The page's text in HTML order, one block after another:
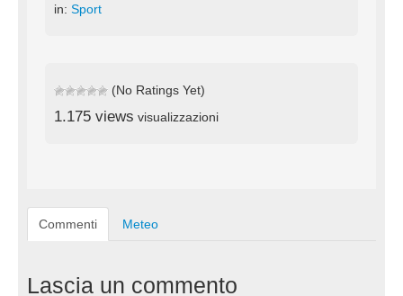
in: Sport
(No Ratings Yet)
1.175 views visualizzazioni
Commenti Meteo
Lascia un commento